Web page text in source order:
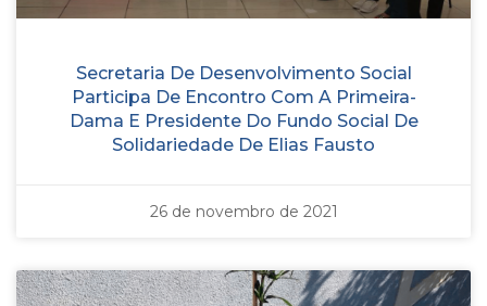
Secretaria De Desenvolvimento Social
Participa De Encontro Com A Primeira-
Dama E Presidente Do Fundo Social De
Solidariedade De Elias Fausto
26 de novembro de 2021